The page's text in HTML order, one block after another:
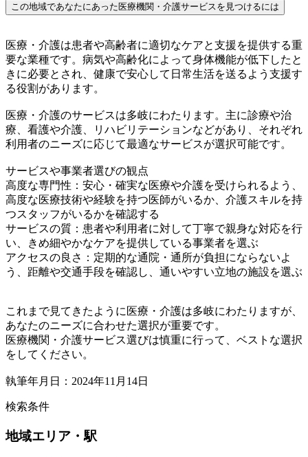
この地域であなたにあった医療機関・介護サービスを見つけるには
医療・介護は患者や高齢者に適切なケアと支援を提供する重
要な業種です。病気や高齢化によって身体機能が低下したと
きに必要とされ、健康で安心して日常生活を送るよう支援す
る役割があります。
医療・介護のサービスは多岐にわたります。主に診療や治
療、看護や介護、リハビリテーションなどがあり、それぞれ
利用者のニーズに応じて最適なサービスが選択可能です。
サービスや事業者選びの観点
高度な専門性：安心・確実な医療や介護を受けられるよう、
高度な医療技術や経験を持つ医師がいるか、介護スキルを持
つスタッフがいるかを確認する
サービスの質：患者や利用者に対して丁寧で親身な対応を行
い、きめ細やかなケアを提供している事業者を選ぶ
アクセスの良さ：定期的な通院・通所が負担にならないよ
う、距離や交通手段を確認し、通いやすい立地の施設を選ぶ
これまで見てきたように医療・介護は多岐にわたりますが、
あなたのニーズに合わせた選択が重要です。
医療機関・介護サービス選びは慎重に行って、ベストな選択
をしてください。
執筆年月日：2024年11月14日
検索条件
地域エリア・駅